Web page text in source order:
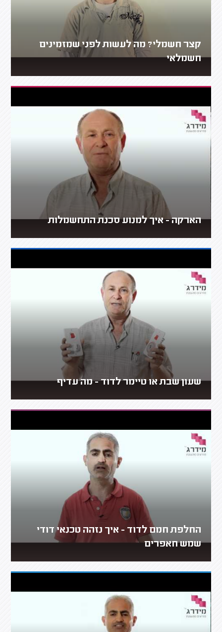
קצר חשמלי? מה לעשות לפני שמזמינים
חשמלאי
הארקה - איך למנוע סכנת התחשמלות
שעון שבת או טיימר לדוד - מה עדיף
החלפת חמם לדוד - איך נזהה טכנאי דודי
שמש חאפרים